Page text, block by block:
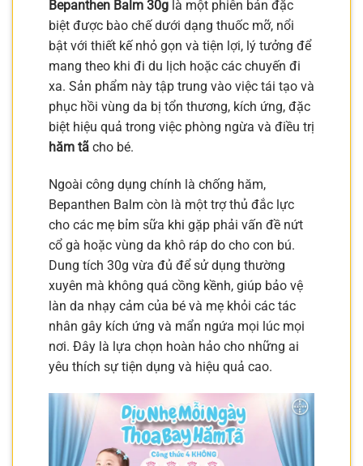
Bepanthen Balm 30g là một phiên bản đặc
biệt được bào chế dưới dạng thuốc mỡ, nổi
bật với thiết kế nhỏ gọn và tiện lợi, lý tưởng để
mang theo khi đi du lịch hoặc các chuyến đi
xa. Sản phẩm này tập trung vào việc tái tạo và
phục hồi vùng da bị tổn thương, kích ứng, đặc
biệt hiệu quả trong việc phòng ngừa và điều trị
hăm tã cho bé.
Ngoài công dụng chính là chống hăm,
Bepanthen Balm còn là một trợ thủ đắc lực
cho các mẹ bỉm sữa khi gặp phải vấn đề nứt
cổ gà hoặc vùng da khô ráp do cho con bú.
Dung tích 30g vừa đủ để sử dụng thường
xuyên mà không quá cồng kềnh, giúp bảo vệ
làn da nhạy cảm của bé và mẹ khỏi các tác
nhân gây kích ứng và mẩn ngứa mọi lúc mọi
nơi. Đây là lựa chọn hoàn hảo cho những ai
yêu thích sự tiện dụng và hiệu quả cao.